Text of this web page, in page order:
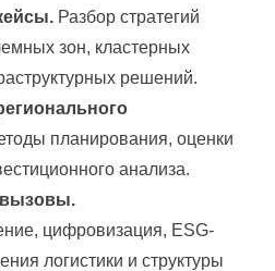
Разбор стратегий
зон, кластерных
решений.
планирования, оценки
анализа.
цифровизация, ESG-
логистики и структуры